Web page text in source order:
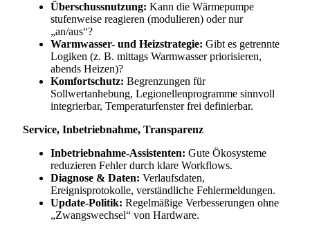
Überschussnutzung: Kann die Wärmepumpe
stufenweise reagieren (modulieren) oder nur
„an/aus“?
Warmwasser- und Heizstrategie: Gibt es getrennte
Logiken (z. B. mittags Warmwasser priorisieren,
abends Heizen)?
Komfortschutz: Begrenzungen für
Sollwertanhebung, Legionellenprogramme sinnvoll
integrierbar, Temperaturfenster frei definierbar.
Service, Inbetriebnahme, Transparenz
Inbetriebnahme-Assistenten: Gute Ökosysteme
reduzieren Fehler durch klare Workflows.
Diagnose & Daten: Verlaufsdaten,
Ereignisprotokolle, verständliche Fehlermeldungen.
Update-Politik: Regelmäßige Verbesserungen ohne
„Zwangswechsel“ von Hardware.